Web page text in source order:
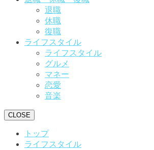
退職
休職
復職
ライフスタイル
ライフスタイル
グルメ
マネー
恋愛
音楽
CLOSE
トップ
ライフスタイル